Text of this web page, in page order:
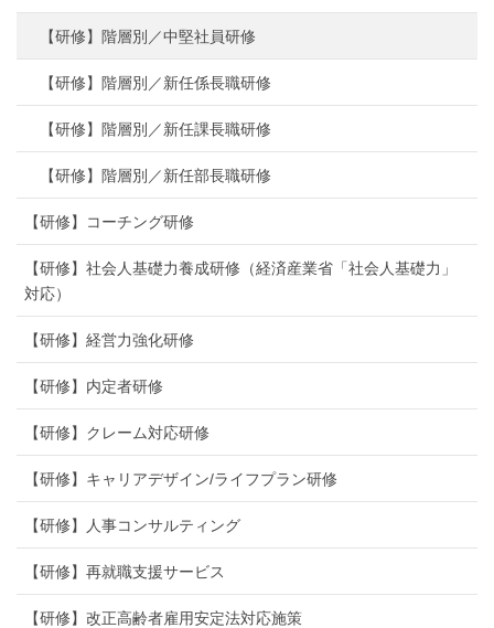
【研修】階層別／中堅社員研修
【研修】階層別／新任係長職研修
【研修】階層別／新任課長職研修
【研修】階層別／新任部長職研修
【研修】コーチング研修
【研修】社会人基礎力養成研修（経済産業省「社会人基礎力」
対応）
【研修】経営力強化研修
【研修】内定者研修
【研修】クレーム対応研修
【研修】キャリアデザイン/ライフプラン研修
【研修】人事コンサルティング
【研修】再就職支援サービス
【研修】改正高齢者雇用安定法対応施策